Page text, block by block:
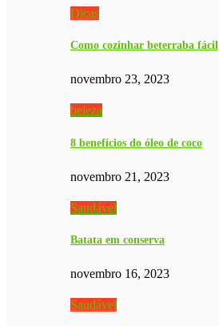
Dicas
Como cozinhar beterraba fácil
novembro 23, 2023
beleza
8 benefícios do óleo de coco
novembro 21, 2023
Saudável
Batata em conserva
novembro 16, 2023
Saudável